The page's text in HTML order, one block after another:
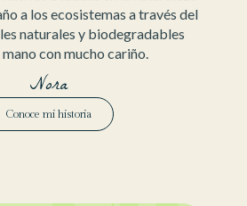
a los ecosistemas a través del
naturales y biodegradables
mano con mucho cariño.
Nora
Conoce mi historia